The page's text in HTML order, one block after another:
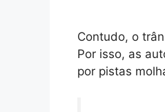
Contudo, o
Por isso, as
por pistas